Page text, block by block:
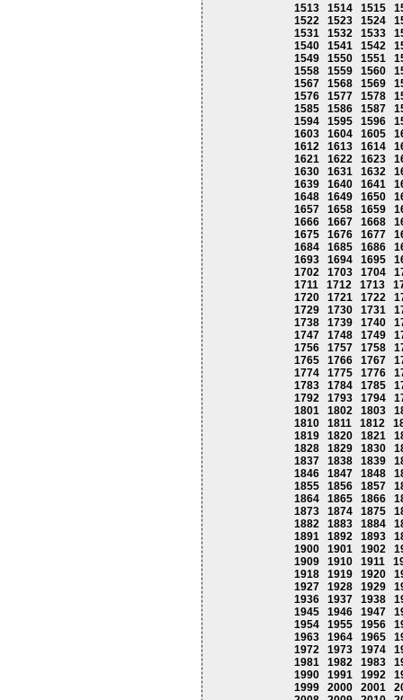
1513
1514 1515
1522
1523 1524
1531
1532 1533
1540
1541 1542
1549
1550 1551
1558
1559 1560
1567
1568 1569
1576
1577 1578
1585
1586 1587
1594
1595 1596
1603
1604 1605
1612
1613 1614
1621
1622 1623
1630
1631 1632
1639
1640 1641
1648
1649 1650
1657
1658 1659
1666
1667 1668
1675
1676 1677
1684
1685 1686
1693
1694 1695
1702
1703 1704
1711
1712 1713
1720
1721 1722
1729
1730 1731
1738
1739 1740
1747
1748 1749
1756
1757 1758
1765
1766 1767
1774
1775 1776
1783
1784 1785
1792
1793 1794
1801
1802 1803
1810
1811 1812
1819
1820 1821
1828
1829 1830
1837
1838 1839
1846
1847 1848
1855
1856 1857
1864
1865 1866
1873
1874 1875
1882
1883 1884
1891
1892 1893
1900
1901 1902
1909
1910 1911
1918
1919 1920
1927
1928 1929
1936
1937 1938
1945
1946 1947
1954
1955 1956
1963
1964 1965
1972
1973 1974
1981
1982 1983
1990
1991 1992
1999
2000 2001